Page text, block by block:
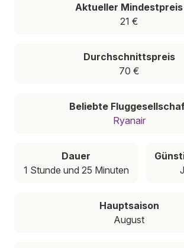
Aktueller Mindestpreis
21 €
Durchschnittspreis
70 €
Beliebte
Ryanair
Dauer
1 Stunde und 25 Minuten
Hauptsaison
August